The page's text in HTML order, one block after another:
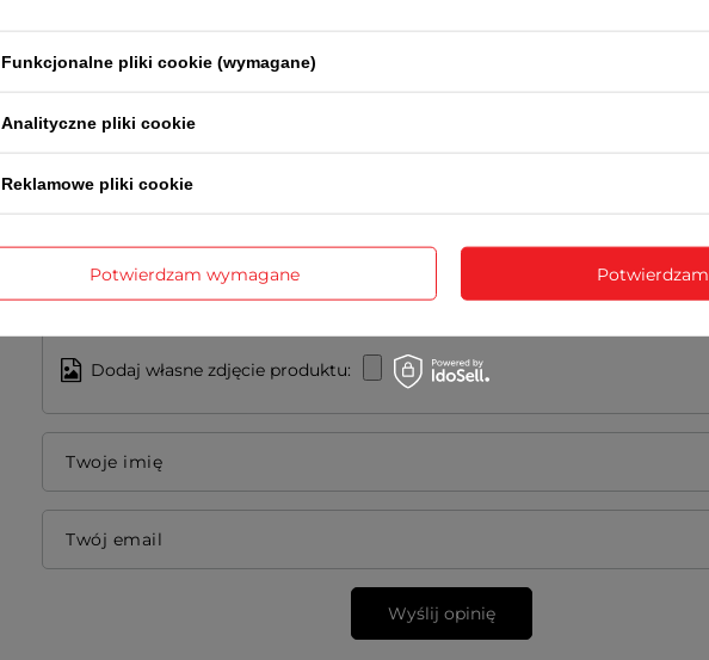
NAPISZ SWOJĄ OPINIĘ
Dodaj własne zdjęcie produktu:
Twoje imię
Twój email
Wyślij opinię
Funkcjonalne pliki cookie (wymagane)
Analityczne pliki cookie
Reklamowe pliki cookie
Potwierdzam wymagane